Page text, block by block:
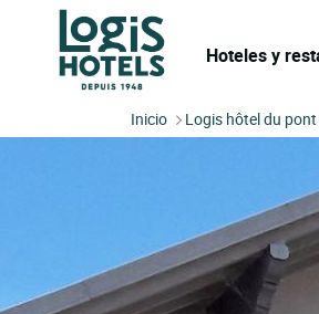
Hoteles y
Inicio Logis hôtel du pont